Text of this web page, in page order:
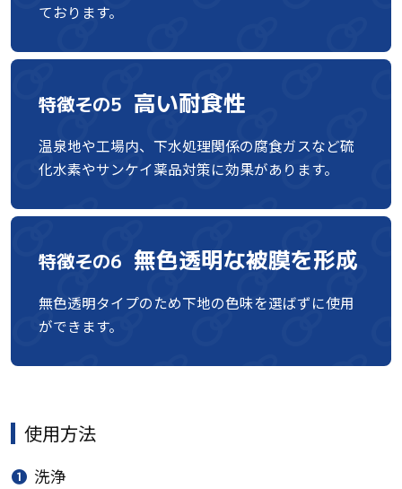
ております。
特徴その5 高い耐食性
温泉地や工場内、下水処理関係の腐食ガスなど硫
化水素やサンケイ薬品対策に効果があります。
特徴その6 無色透明な被膜を形成
無色透明タイプのため下地の色味を選ばずに使用
ができます。
使用方法
❶ 洗浄